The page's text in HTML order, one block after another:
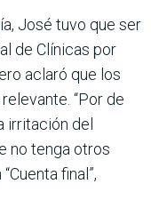
José tuvo que ser
de Clínicas por
aclaró que los
“Por de
irritación del
no tenga otros
final”,